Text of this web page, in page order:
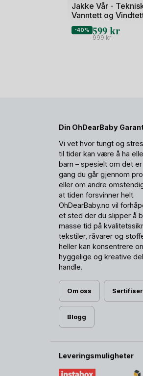
av
Jakke Vår -
Vanntett og
-40% 599kr
999kr
Din OhDearBaby
Vi vet hvor tungt og
til tider kan være å ha
barn – spesielt om det
gang du går gjennom
eller om andre
at tiden forsvinner helt.
OhDearBaby.no vil
et sted der du slipper å
masse tid på
tekstiler, råvarer og
heller kan konsentrere
hyggelige og kreative
handle.
Om oss
Blogg
Leveringsmuligheter